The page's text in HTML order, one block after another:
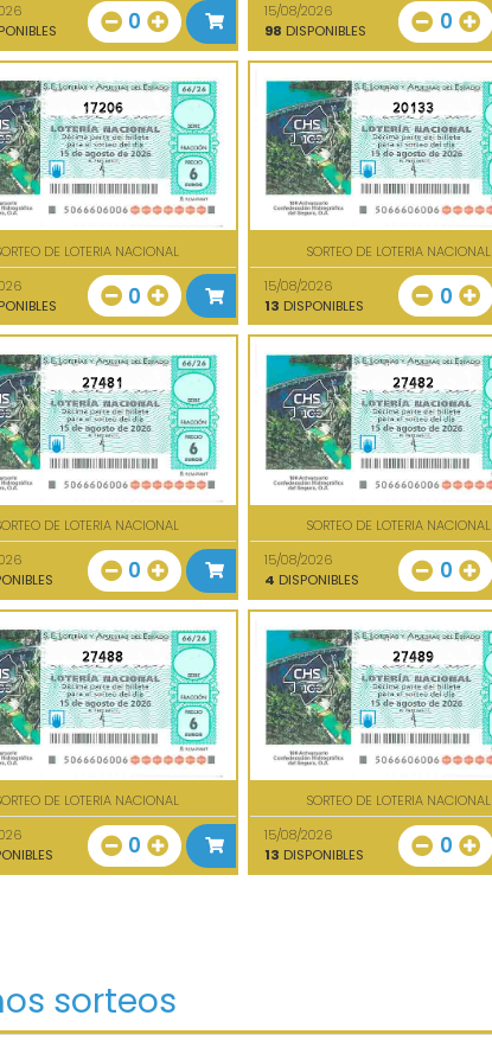
0
15/08/2026
98 DISPONIBLES 0
17206
DE LOTERIA NACIONAL
0
20133
SORTEO DE LOTERIA NACIONAL
15/08/2026
13 DISPONIBLES 0
27481
DE LOTERIA NACIONAL
0
27482
SORTEO DE LOTERIA NACIONAL
15/08/2026
4 DISPONIBLES 0
27488
DE LOTERIA NACIONAL
0
27489
SORTEO DE LOTERIA NACIONAL
15/08/2026
13 DISPONIBLES 0
sorteos